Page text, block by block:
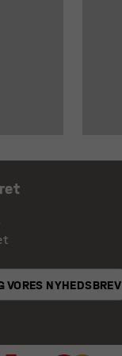
VORES NYHEDSBREV